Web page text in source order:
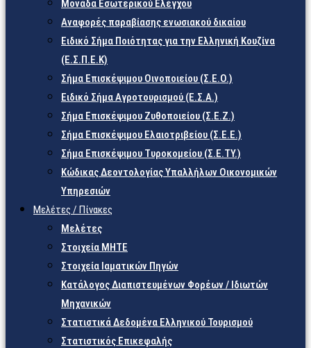
Μονάδα Εσωτερικού Ελέγχου
Αναφορές παραβίασης ενωσιακού δικαίου
Ειδικό Σήμα Ποιότητας για την Ελληνική Κουζίνα
(Ε.Σ.Π.Ε.Κ)
Σήμα Επισκέψιμου Οινοποιείου (Σ.Ε.Ο.)
Ειδικό Σήμα Αγροτουρισμού (Ε.Σ.Α.)
Σήμα Επισκέψιμου Ζυθοποιείου (Σ.Ε.Ζ.)
Σήμα Επισκέψιμου Ελαιοτριβείου (Σ.Ε.Ε.)
Σήμα Επισκέψιμου Τυροκομείου (Σ.Ε.TY.)
Κώδικας Δεοντολογίας Υπαλλήλων Οικονομικών
Υπηρεσιών
Μελέτες / Πίνακες
Μελέτες
Στοιχεία ΜΗΤΕ
Στοιχεία Ιαματικών Πηγών
Κατάλογος Διαπιστευμένων Φορέων / Ιδιωτών
Μηχανικών
Στατιστικά Δεδομένα Ελληνικού Τουρισμού
Στατιστικός Επικεφαλής